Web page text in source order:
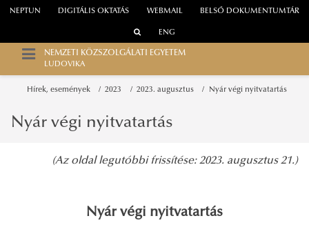
WEBMAIL
NEPTUN DIGITÁLIS OKTATÁS BELSŐ DOKUMENTUMTÁR
ENG
NEMZETI KÖZSZOLGÁLATI EGYETEM
LUDOVIKA
Hírek, események 2023 2023. augusztus Nyár végi nyitvatartás
Nyár végi nyitvatartás
(Az oldal legutóbbi frissítése: 2023. augusztus 21.)
Nyár végi nyitvatartás